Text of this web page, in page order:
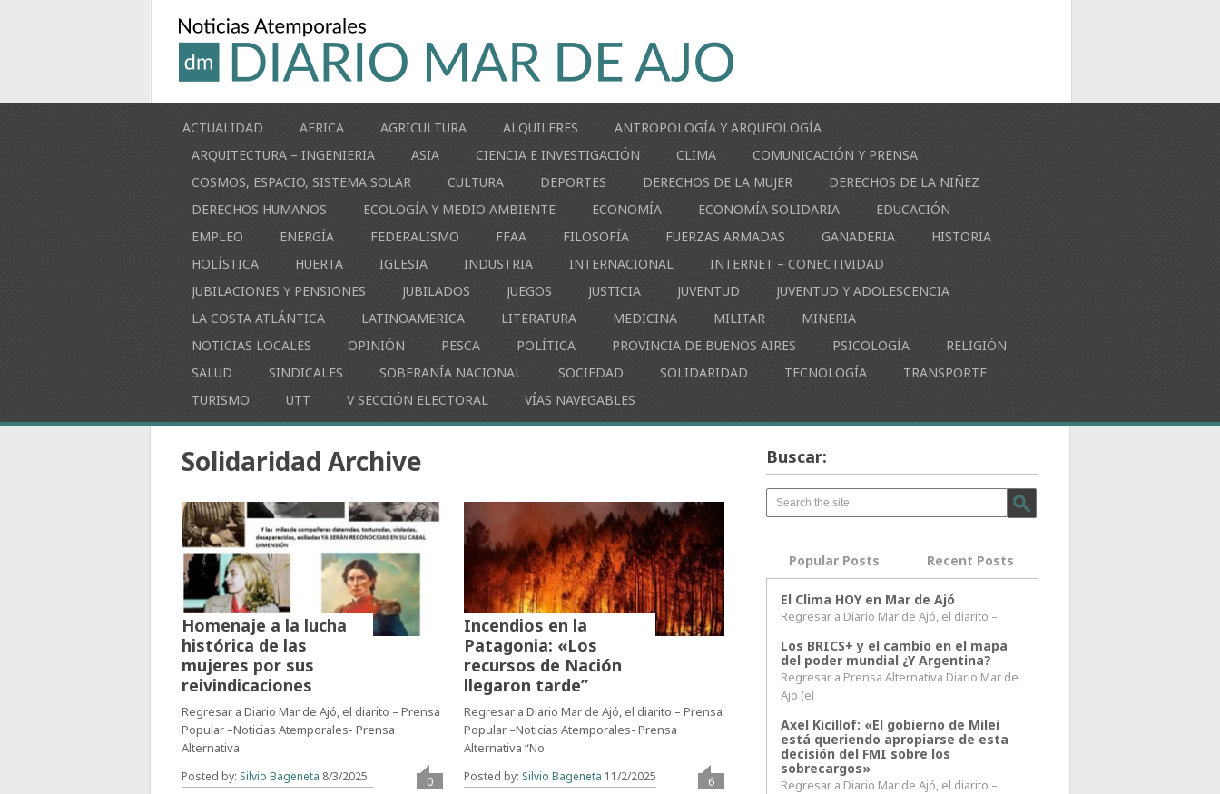
ACTUALIDAD AFRICA AGRICULTURA ALQUILERES
ANTROPOLOGÍA Y ARQUEOLOGÍA
ARQUITECTURA – INGENIERIA
ASIA CIENCIA E INVESTIGACIÓN CLIMA
COMUNICACIÓN Y PRENSA
COSMOS, ESPACIO, SISTEMA SOLAR
CULTURA DEPORTES DERECHOS DE LA MUJER
DERECHOS DE LA NIÑEZ
DERECHOS HUMANOS
ECOLOGÍA Y MEDIO AMBIENTE ECONOMÍA ECONOMÍA SOLIDARIA
EDUCACIÓN
EMPLEO
ENERGÍA FEDERALISMO FFAA FILOSOFÍA FUERZAS ARMADAS GANADERIA
HISTORIA
HOLÍSTICA
HUERTA IGLESIA INDUSTRIA INTERNACIONAL
INTERNET – CONECTIVIDAD
JUBILACIONES Y PENSIONES
JUBILADOS JUEGOS JUSTICIA JUVENTUD
JUVENTUD Y ADOLESCENCIA
LA COSTA ATLÁNTICA
LATINOAMERICA LITERATURA MEDICINA MILITAR
MINERIA
NOTICIAS LOCALES
OPINIÓN PESCA POLÍTICA PROVINCIA DE BUENOS AIRES PSICOLOGÍA
RELIGIÓN
SALUD
SINDICALES SOBERANÍA NACIONAL SOCIEDAD SOLIDARIDAD TECNOLOGÍA
TRANSPORTE
TURISMO
UTT V SECCIÓN ELECTORAL VÍAS NAVEGABLES
Solidaridad Archive
Homenaje a la lucha
histórica de las
mujeres por sus
reivindicaciones
Regresar a Diario Mar de Ajó, el diarito – Prensa
Popular –Noticias Atemporales- Prensa
Alternativa
Posted by: Silvio Bageneta 8/3/2025 0
Incendios en la
Patagonia: «Los
recursos de Nación
llegaron tarde”
Regresar a Diario Mar de Ajó, el diarito – Prensa
Popular –Noticias Atemporales- Prensa
Alternativa “No
Posted by: Silvio Bageneta 11/2/2025 6
Buscar:
Popular Posts Recent Posts
El Clima HOY en Mar de Ajó
Regresar a Diario Mar de Ajó, el diarito –
Los BRICS+ y el cambio en el mapa
del poder mundial ¿Y Argentina?
Regresar a Prensa Alternativa Diario Mar de
Ajo (el
Axel Kicillof: «El gobierno de Milei
está queriendo apropiarse de esta
decisión del FMI sobre los
sobrecargos»
Regresar a Diario Mar de Ajó, el diarito –